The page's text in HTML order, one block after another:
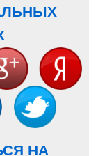
НА